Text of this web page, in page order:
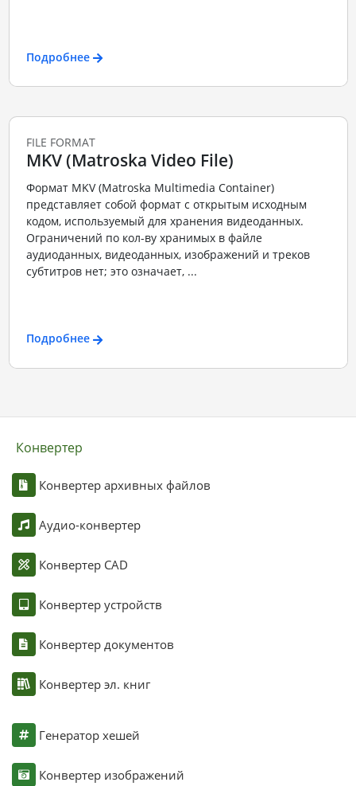
Подробнее
FILE FORMAT
MKV (Matroska Video File)
Формат MKV (Matroska Multimedia Container)
представляет собой формат с открытым исходным
кодом, используемый для хранения видеоданных.
Ограничений по кол-ву хранимых в файле
аудиоданных, видеоданных, изображений и треков
субтитров нет; это означает, ...
Подробнее
Конвертер
Конвертер архивных файлов
Аудио-конвертер
Конвертер CAD
Конвертер устройств
Конвертер документов
Конвертер эл. книг
Генератор хешей
Конвертер изображений